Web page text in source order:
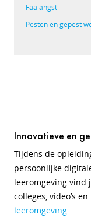
Faalangst
Pesten en gepest
Innovatieve en
Tijdens de
persoonlijke
leeromgeving vind
colleges, video’s
leeromgeving.